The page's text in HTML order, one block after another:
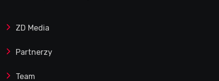
ZD Media
Partnerzy
Team